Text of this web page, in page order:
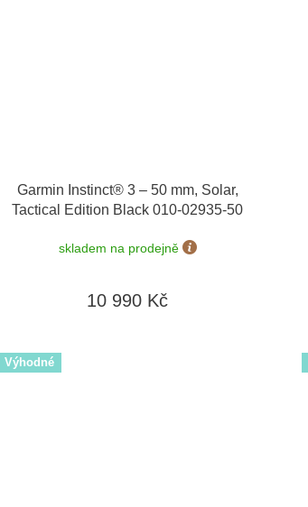
Garmin Instinct® 3 – 50 mm, Solar,
Tactical Edition Black 010-02935-50
skladem na prodejně
10 990 Kč
Výhodné